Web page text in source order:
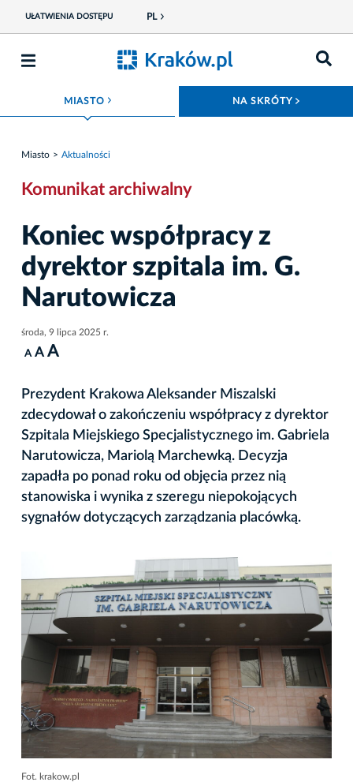
UŁATWIENIA DOSTĘPU PL
MIASTO ROZWIŃ MENU NA SKRÓTY
Miasto Aktualności
Komunikat archiwalny
Koniec współpracy z
dyrektor szpitala im. G.
Narutowicza
środa, 9 lipca 2025 r.
A A A
Prezydent Krakowa Aleksander Miszalski
zdecydował o zakończeniu współpracy z dyrektor
Szpitala Miejskiego Specjalistycznego im. Gabriela
Narutowicza, Mariolą Marchewką. Decyzja
zapadła po ponad roku od objęcia przez nią
stanowiska i wynika z szeregu niepokojących
sygnałów dotyczących zarządzania placówką.
Fot. krakow.pl